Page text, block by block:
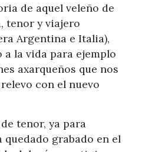
de aquel veleño de
tenor y viajero
Argentina e Italia),
a la vida para ejemplo
axarqueños que nos
con el nuevo
tenor, ya para
quedado grabado en el